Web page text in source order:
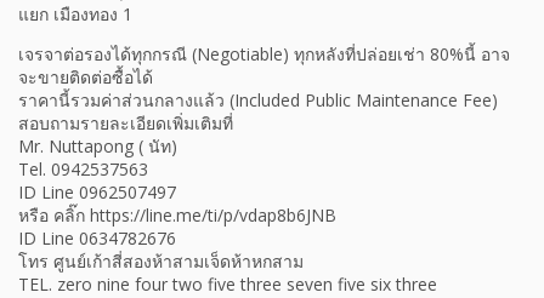
แยก เมืองทอง 1
เจรจาต่อรองได้ทุกกรณี (Negotiable) ทุกหลังที่ปล่อยเช่า 80%นี้ อาจ
จะขายติดต่อซื้อได้
ราคานี้รวมค่าส่วนกลางแล้ว (Included Public Maintenance Fee)
สอบถามรายละเอียดเพิ่มเติมที่
Mr. Nuttapong ( นัท)
Tel. 0942537563
ID Line 0962507497
หรือ คลิ๊ก https://line.me/ti/p/vdap8b6JNB
ID Line 0634782676
โทร ศูนย์เก้าสี่สองห้าสามเจ็ดห้าหกสาม
TEL. zero nine four two five three seven five six three